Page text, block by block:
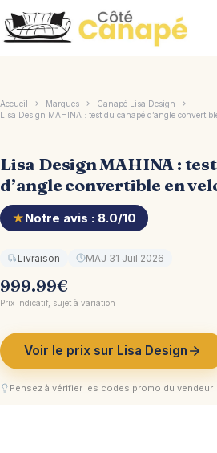
au
contenu
Accueil Marques
Canapé Lisa Design
Lisa Design MAHINA : test du canapé d’angle
Lisa Design MAHINA :
d’angle convertible en
★Notre avis : 8.0/10
Livraison MAJ 31 Juil 2026
999.99€
Prix indicatif, sujet à variation
Voir le prix sur Lisa Design
Pensez à vérifier les codes promo du vendeur